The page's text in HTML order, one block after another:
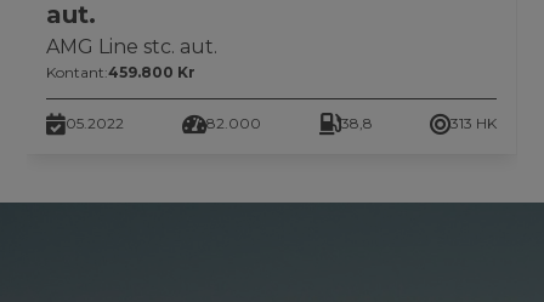
aut.
AMG Line stc. aut.
Kontant:459.800 Kr
05.2022 82.000 38,8 313 HK